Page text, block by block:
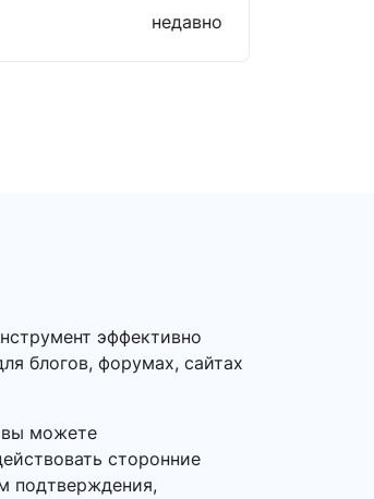
недавно
эффективно
блогов, форумах, сайтах
вы можете
сторонние
подтверждения,